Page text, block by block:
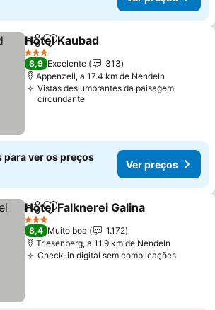
PartilharAdicionar aos favoritos
Hotel Kaubad
3 Estrelas
8,9 Excelente
313
Appenzell, a 17.4 km de Nendeln
Vistas deslumbrantes da paisagem
circundante
para ver os preços
Ver preços
PartilharAdicionar aos favoritos
Hotel Falknerei Galina
3 Estrelas
8,4 Muito boa
1.172
Triesenberg, a 11.9 km de Nendeln
Check-in digital sem complicaçõesVer